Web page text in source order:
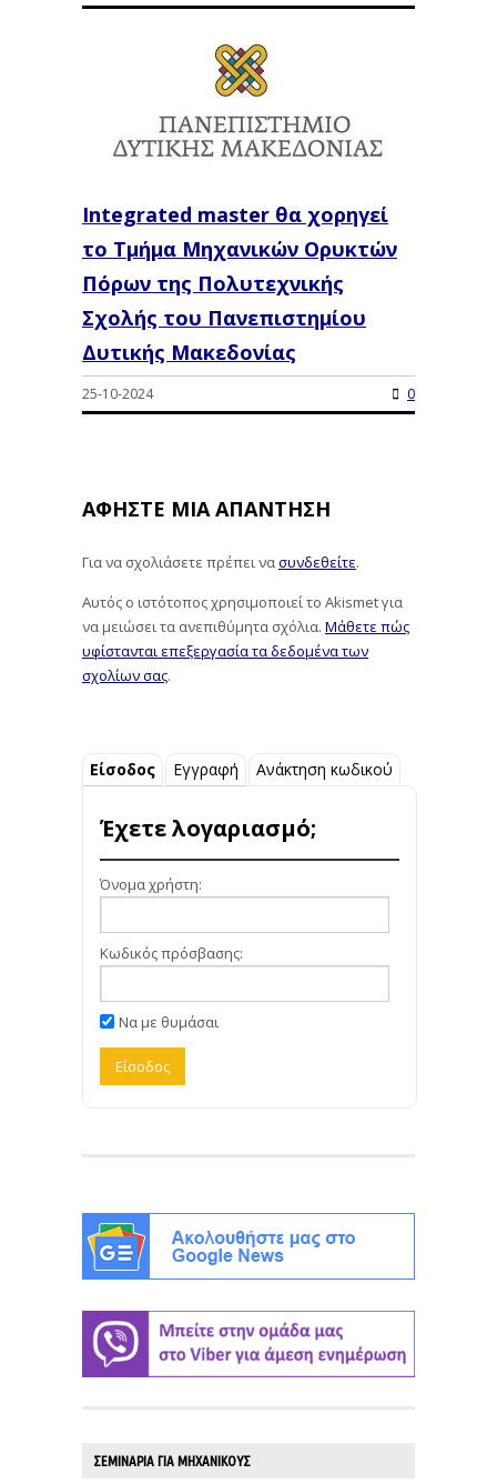
Integrated master θα χορηγεί
το Τμήμα Μηχανικών Ορυκτών
Πόρων της Πολυτεχνικής
Σχολής του Πανεπιστημίου
Δυτικής Μακεδονίας
25-10-2024 0
ΑΦΉΣΤΕ ΜΙΑ ΑΠΆΝΤΗΣΗ
Για να σχολιάσετε πρέπει νασυνδεθείτε.
Αυτός ο ιστότοπος χρησιμοποιεί το Akismet για
να μειώσει τα ανεπιθύμητα σχόλια. Μάθετε πώς
υφίστανται επεξεργασία τα δεδομένα των
σχολίων σας.
Είσοδος Εγγραφή Ανάκτηση κωδικού
Έχετε λογαριασμό;
Όνομα χρήστη:
Κωδικός πρόσβασης:
Να με θυμάσαι
ΣΕΜΙΝΑΡΙΑ ΓΙΑ ΜΗΧΑΝΙΚΟΥΣ